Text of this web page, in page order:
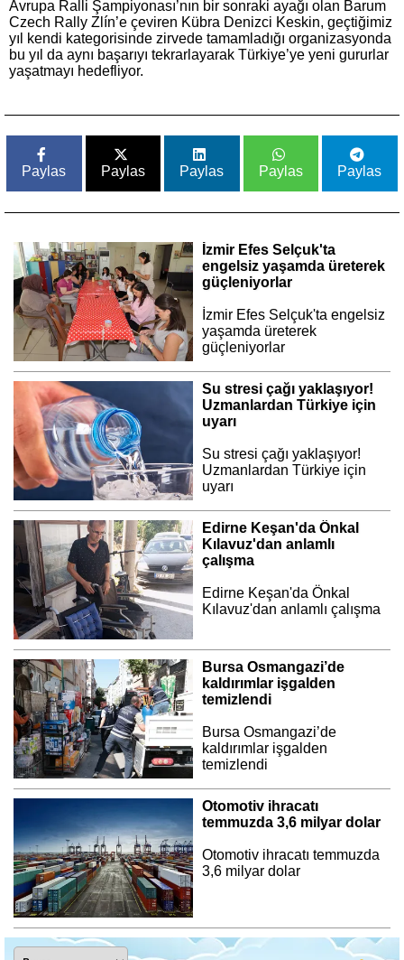
Avrupa Ralli Şampiyonası’nın bir sonraki ayağı olan Barum
Czech Rally Zlín’e çeviren Kübra Denizci Keskin, geçtiğimiz
yıl kendi kategorisinde zirvede tamamladığı organizasyonda
bu yıl da aynı başarıyı tekrarlayarak Türkiye’ye yeni gururlar
yaşatmayı hedefliyor.
Paylas Paylas Paylas Paylas Paylas
İzmir Efes Selçuk'ta
engelsiz yaşamda üreterek
güçleniyorlar
İzmir Efes Selçuk'ta engelsiz
yaşamda üreterek
güçleniyorlar
Su stresi çağı yaklaşıyor!
Uzmanlardan Türkiye için
uyarı
Su stresi çağı yaklaşıyor!
Uzmanlardan Türkiye için
uyarı
Edirne Keşan'da Önkal
Kılavuz'dan anlamlı
çalışma
Edirne Keşan'da Önkal
Kılavuz'dan anlamlı çalışma
Bursa Osmangazi’de
kaldırımlar işgalden
temizlendi
Bursa Osmangazi’de
kaldırımlar işgalden
temizlendi
Otomotiv ihracatı
temmuzda 3,6 milyar dolar
Otomotiv ihracatı temmuzda
3,6 milyar dolar